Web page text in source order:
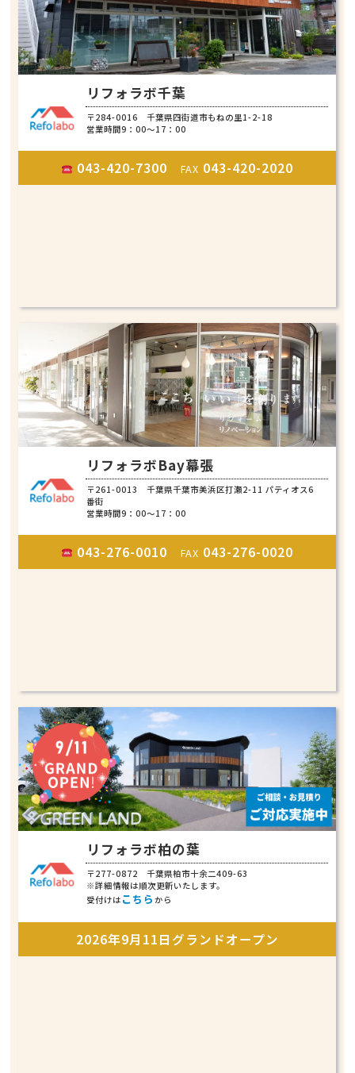
リフォラボ千葉
〒284-0016 千葉県四街道市もねの里1-2-18
営業時間9：00～17：00
043-420-7300FAX 043-420-2020
リフォラボBay幕張
〒261-0013 千葉県千葉市美浜区打瀬2-11 パティオス6
番街
営業時間9：00～17：00
043-276-0010FAX 043-276-0020
リフォラボ柏の葉
〒277-0872 千葉県柏市十余二409-63
※詳細情報は順次更新いたします。
受付けは こちらから
2026年9月11日グランドオープン